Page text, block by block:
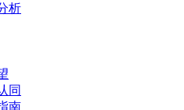
析
同
南